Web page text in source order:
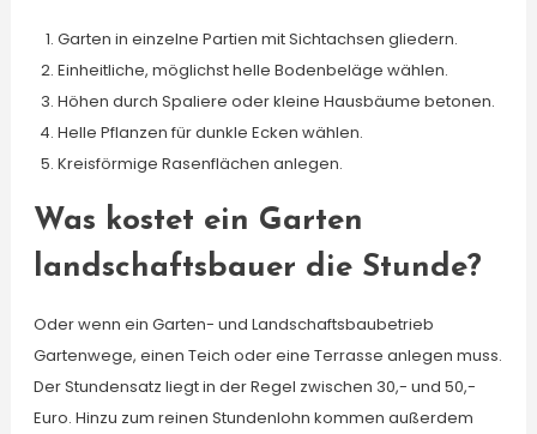
Garten in einzelne Partien mit Sichtachsen gliedern.
Einheitliche, möglichst helle Bodenbeläge wählen.
Höhen durch Spaliere oder kleine Hausbäume betonen.
Helle Pflanzen für dunkle Ecken wählen.
Kreisförmige Rasenflächen anlegen.
Was kostet ein Garten
landschaftsbauer die Stunde?
Oder wenn ein Garten- und Landschaftsbaubetrieb
Gartenwege, einen Teich oder eine Terrasse anlegen muss.
Der Stundensatz liegt in der Regel zwischen 30,- und 50,-
Euro. Hinzu zum reinen Stundenlohn kommen außerdem